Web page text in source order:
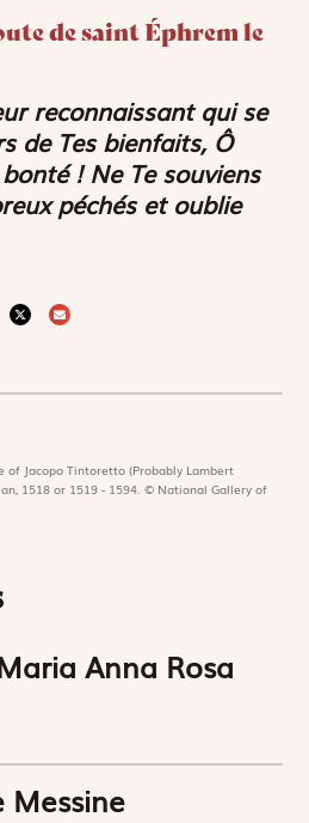
de saint Éphrem le
reconnaissant qui se
de Tes bienfaits, Ô
! Ne Te souviens
péchés et oublie
of Jacopo Tintoretto (Probably Lambert
1518 or 1519 - 1594. © National Gallery of
Anna Rosa
Messine